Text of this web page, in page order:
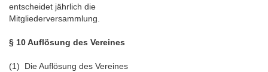
entscheidet jährlich die
Mitgliederversammlung.
§ 10 Auflösung des Vereines
(1) Die Auflösung des Vereines